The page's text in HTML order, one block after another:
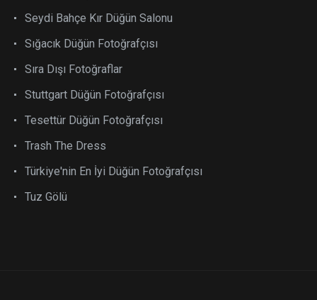
Seydi Bahçe Kır Düğün Salonu
Sığacık Düğün Fotoğrafçısı
Sıra Dışı Fotoğraflar
Stuttgart Düğün Fotoğrafçısı
Tesettür Düğün Fotoğrafçısı
Trash The Dress
Türkiye'nin En İyi Düğün Fotoğrafçısı
Tuz Gölü